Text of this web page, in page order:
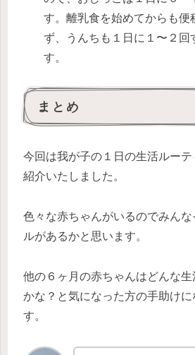
す。離乳食を始めてからも便
ず、うんちも１日に１〜２回
す。
まとめ
今回は我が子の１日の生活ルー
紹介いたしました。
色々な赤ちゃんがいるのでみんな
ルがあるかと思います。
他の６ヶ月の赤ちゃんはどんな
かな？と気になった方の手助け
す。